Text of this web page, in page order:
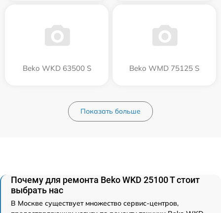
Beko WKD 63500 S Beko WMD 75125 S
Показать больше
Почему для ремонта Beko WKD 25100 T стоит
выбрать нас
В Москве существует множество сервис-центров,